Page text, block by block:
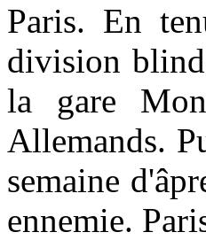
Paris. En
division
la gare
Allemands.
semaine
ennemie.